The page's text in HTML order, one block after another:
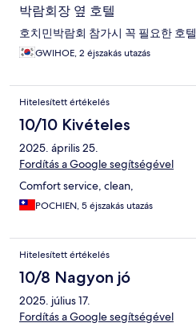
박람회장 옆 호텔
호치민박람회 참가시 꼭 필요한 호텔
GWIHOE, 2 éjszakás utazás
Hitelesített értékelés
10/10 Kivételes
2025. április 25.
Fordítás a Google segítségével
Comfort service, clean,
POCHIEN, 5 éjszakás utazás
Hitelesített értékelés
10/8 Nagyon jó
2025. július 17.
Fordítás a Google segítségével